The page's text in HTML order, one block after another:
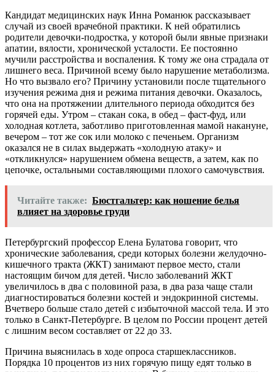
Кандидат медицинских наук Инна Романюк рассказывает
случай из своей врачебной практики. К ней обратились
родители девочки-подростка, у которой были явные признаки
апатии, вялости, хронической усталости. Ее постоянно
мучили расстройства и воспаления. К тому же она страдала от
лишнего веса. Причиной всему было нарушение метаболизма.
Но что вызвало его? Причину установили после тщательного
изучения режима дня и режима питания девочки. Оказалось,
что она на протяжении длительного периода обходится без
горячей еды. Утром – стакан сока, в обед – фаст-фуд, или
холодная котлета, заботливо приготовленная мамой накануне,
вечером – тот же сок или молоко с печеньем. Организм
оказался не в силах выдержать «холодную атаку» и
«откликнулся» нарушением обмена веществ, а затем, как по
цепочке, остальными составляющими плохого самочувствия.
Читайте также: Бюстгальтер: как ношение белья
влияет на здоровье груди
Петербургский профессор Елена Булатова говорит, что
хронические заболевания, среди которых болезни желудочно-
кишечного тракта (ЖКТ) занимают первое место, стали
настоящим бичом для детей. Число заболеваний ЖКТ
увеличилось в два с половиной раза, в два раза чаще стали
диагностироваться болезни костей и эндокринной системы.
Вчетверо больше стало детей с избыточной массой тела. И это
только в Санкт-Петербурге. В целом по России процент детей
с лишним весом составляет от 22 до 33.
Причина выяснилась в ходе опроса старшеклассников.
Порядка 10 процентов из них горячую пищу едят только в